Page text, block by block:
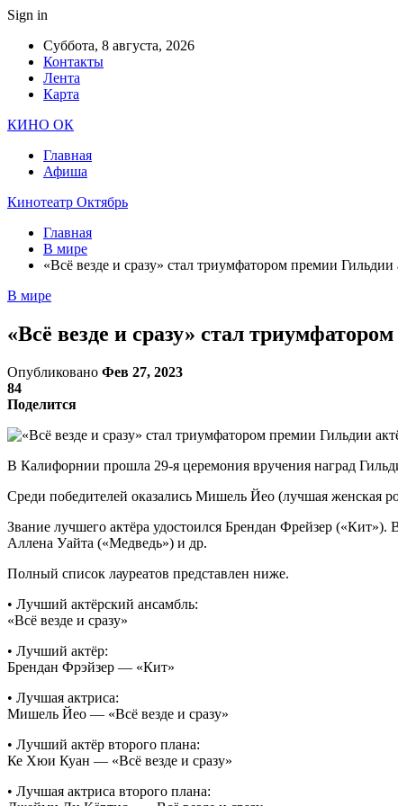
Sign in
Суббота, 8 августа, 2026
Контакты
Лента
Карта
КИНО ОК
Главная
Афиша
Кинотеатр Октябрь
Главная
В мире
«Всё везде и сразу» стал триумфатором премии Гильдии
В мире
«Всё везде и сразу» стал
Опубликовано Фев 27, 2023
84
Поделится
В Калифорнии прошла 29-я церемония вручения наград
Среди победителей оказались Мишель Йео (лучшая женская
Звание лучшего актёра удостоился Брендан Фрейзер
Аллена Уайта («Медведь») и др.
Полный список лауреатов представлен ниже.
• Лучший актёрский ансамбль:
«Всё везде и сразу»
• Лучший актёр:
Брендан Фрэйзер — «Кит»
• Лучшая актриса:
Мишель Йео — «Всё везде и сразу»
• Лучший актёр второго плана:
Ке Хюи Куан — «Всё везде и сразу»
• Лучшая актриса второго плана: